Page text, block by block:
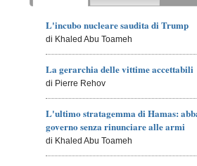
L'incubo nucleare saudita di Trump
di Khaled Abu Toameh
La gerarchia delle vittime accettabili
di Pierre Rehov
L'ultimo stratagemma di Hamas:
governo senza rinunciare alle armi
di Khaled Abu Toameh